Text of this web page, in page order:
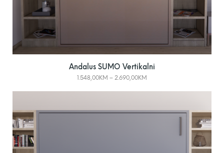
Andalus SUMO Vertikalni
1.548,00KM – 2.690,00KM